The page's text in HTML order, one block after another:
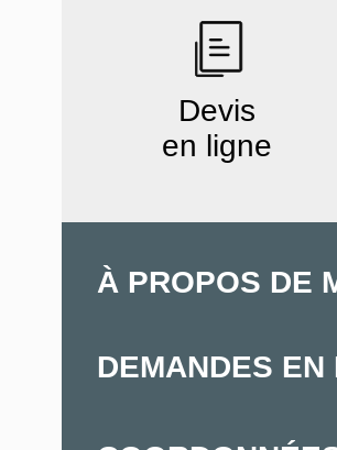
Devis
en ligne
À PROPOS DE
DEMANDES EN